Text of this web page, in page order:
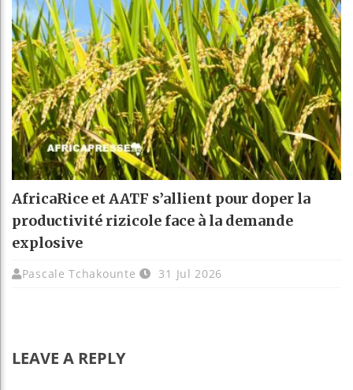
AfricaRice et AATF s’allient pour doper la
productivité rizicole face à la demande
explosive
Pascale Tchakounte 31 Jul 2026
LEAVE A REPLY